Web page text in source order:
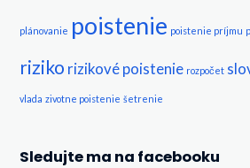
plánovanie poistenie poistenie príjmu
riziko rizikové poistenie rozpočet
vlada zivotne poistenie šetrenie
Sledujte ma na facebooku